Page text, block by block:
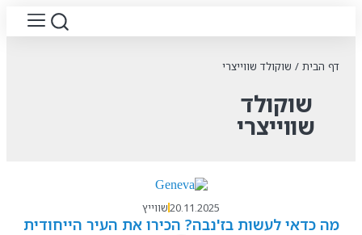
דף הבית / שוקולד שווייצרי
שוקולד
שווייצרי
20.11.2025שווייץ
מה כדאי לעשות בז'נבה? הכירו את העיר הייחודית